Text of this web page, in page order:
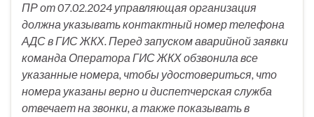
ПР от 07.02.2024 управляющая организация
должна указывать контактный номер телефона
АДС в ГИС ЖКХ. Перед запуском аварийной заявки
команда Оператора ГИС ЖКХ обзвонила все
указанные номера, чтобы удостовериться, что
номера указаны верно и диспетчерская служба
отвечает на звонки, а также показывать в